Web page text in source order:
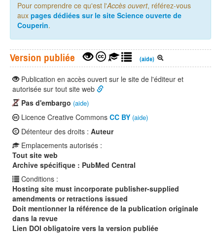
Pour comprendre ce qu'est l'Accès ouvert, référez-vous
aux pages dédiées sur le site Science ouverte de
Couperin.
Version publiée (aide)
Publication en accès ouvert sur le site de l'éditeur et
autorisée sur tout site web
Pas d'embargo (aide)
Licence Creative Commons CC BY (aide)
Détenteur des droits : Auteur
Emplacements autorisés :
Tout site web
Archive spécifique : PubMed Central
Conditions :
Hosting site must incorporate publisher-supplied
amendments or retractions issued
Doit mentionner la référence de la publication originale
dans la revue
Lien DOI obligatoire vers la version publiée